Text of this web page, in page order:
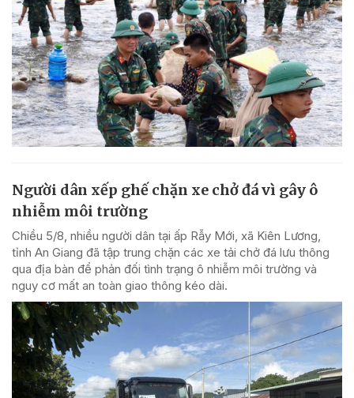
Người dân xếp ghế chặn xe chở đá vì gây ô
nhiễm môi trường
Chiều 5/8, nhiều người dân tại ấp Rẫy Mới, xã Kiên Lương,
tỉnh An Giang đã tập trung chặn các xe tải chở đá lưu thông
qua địa bàn để phản đối tình trạng ô nhiễm môi trường và
nguy cơ mất an toàn giao thông kéo dài.